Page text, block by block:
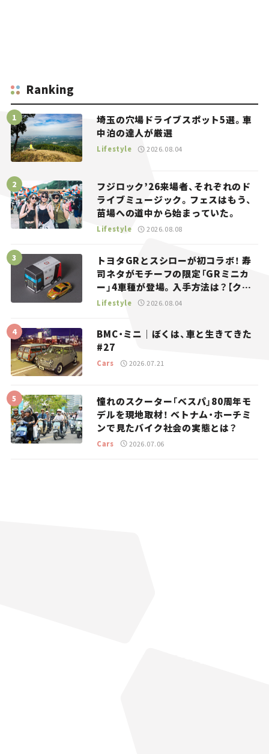
Ranking
埼玉の穴場ドライブスポット5選。車
中泊の達人が厳選
Lifestyle 2026.08.04
フジロック’26来場者、それぞれのド
ライブミュージック。フェスはもう、
苗場への道中から始まっていた。
Lifestyle 2026.08.08
トヨタGRとスシローが初コラボ！ 寿
司ネタがモチーフの限定「GRミニカ
ー」4車種が登場。入手方法は？【クル
マとホビー】
Lifestyle 2026.08.04
BMC・ミニ｜ぼくは、車と生きてきた
#27
Cars 2026.07.21
憧れのスクーター「ベスパ」80周年モ
デルを現地取材！ ベトナム・ホーチミ
ンで見たバイク社会の実態とは？
Cars 2026.07.06